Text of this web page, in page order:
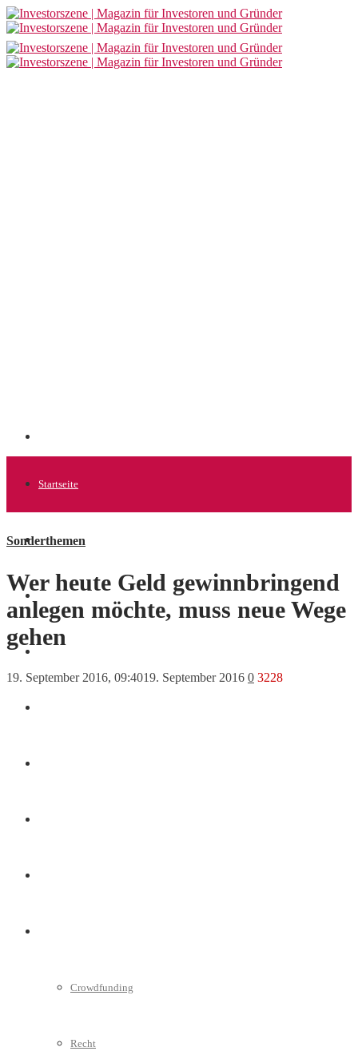
Startseite
Allgemein
Crowdfunding
Recht
Sonderthemen
Wer heute Geld gewinnbringend
anlegen möchte, muss neue Wege
gehen
19. September 2016, 09:4019. September 2016 0 3228